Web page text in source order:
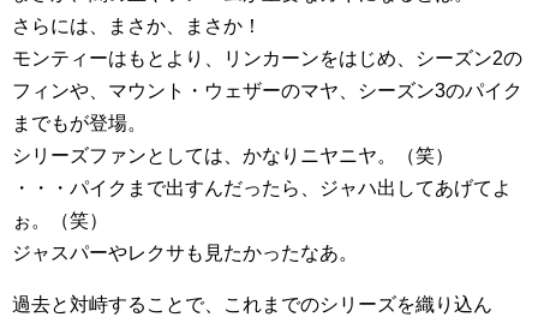
さらには、まさか、まさか！
モンティーはもとより、リンカーンをはじめ、シーズン2の
フィンや、マウント・ウェザーのマヤ、シーズン3のパイク
までもが登場。
シリーズファンとしては、かなりニヤニヤ。（笑）
・・・パイクまで出すんだったら、ジャハ出してあげてよ
ぉ。（笑）
ジャスパーやレクサも見たかったなあ。
過去と対峙することで、これまでのシリーズを織り込ん